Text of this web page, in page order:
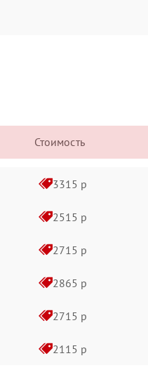
Стоимость
3315 р
2515 р
2715 р
2865 р
2715 р
2115 р